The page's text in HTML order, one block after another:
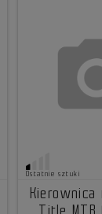
Ostatnie sztuki